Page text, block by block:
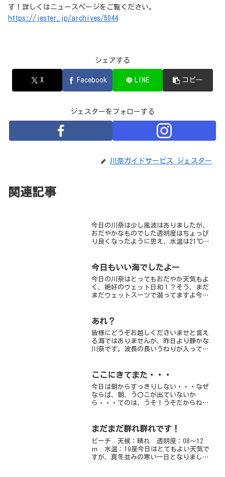
す！詳しくはニュースページをご覧ください。
https://jester.jp/archives/5044
シェアする
X Facebook LINE コピー
ジェスターをフォローする
川奈ガイドサービス ジェスター
関連記事
今日の川奈は少し風波はありましたが、
おだやかなものでした透明度はちょっぴ
り良くなったように思え、水温は21℃コ
な達ハナゴンベ、ネジリンボウ＆ヒレナ
今日もいい海でしたよー
今日の川奈はとってもおだやか天気もよ
く、絶好のウェット日和！？そう、まだ
まだウェットスーツで潜ってますよ今日
のチビ、ハナタツ、ネジリンボウニシキ
あれ？
皆様にどうぞお越しくださいませと言え
る海ではありませんが、昨日より静かな
川奈です。波長の長いうねりが入ってき
のお知らせをさせていただいておりま
ここにきてまた・・・
今日は朝からすっきりしない・・・なぜ
ならば、朝、う〇こが出ていないか
ら・・・てのは、うそ！うそだからね！
ない・・・晴れもしない・・・ん～、な
まだまだ群れ群れです！
ビーチ 天候：晴れ 透明度：08～12
ｍ 水温：19度今日はとてもよい天気で
すが、真冬並みの寒い一日となりまし